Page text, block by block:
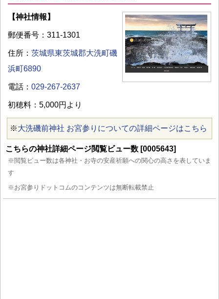
【神社情報】
郵便番号：311-1301
住所： 茨城県東茨城郡大洗町磯
浜町6890
電話： 029-267-2637
初穂料：5,000円より
※大洗磯前神社 お宮参りについての詳細ページはこちら
こちらの神社詳細ページ閲覧ビュー数 [0005643]
※閲覧ビュー数は各神社・お寺の安産祈願への関心の高さを表していま
す
※お宮参りドットコムのコンテンツは無断転載禁止